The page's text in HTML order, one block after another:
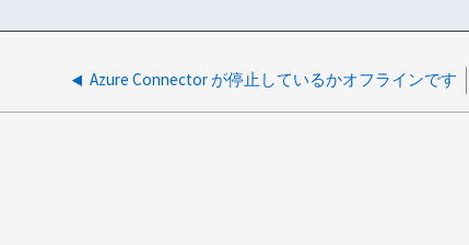
Azure Connector が停止しているかオフラインです